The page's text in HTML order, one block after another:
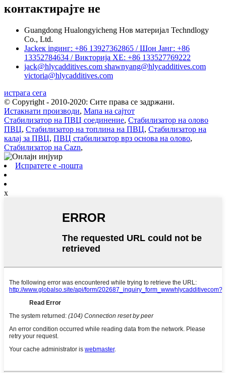
контактирајте не
Guangdong Hualongyicheng Нов материјал Techndlogy
Co., Ltd.
Jackек ingинг: +86 13927362865 / Шон Јанг: +86
13352784634 / Викторија ХЕ: +86 133527769222
jack@hlycadditives.com shawnyang@hlycadditives.com
victoria@hlycadditives.com
истрага сега
© Copyright - 2010-2020: Сите права се задржани.
Истакнати производи, Мапа на сајтот
Стабилизатор на ПВЦ соединение, Стабилизатор на олово
ПВЦ, Стабилизатор на топлина на ПВЦ, Стабилизатор на
калај за ПВЦ, ПВЦ стабилизатор врз основа на олово,
Стабилизатор на Cazn,
Испратете е -пошта
x